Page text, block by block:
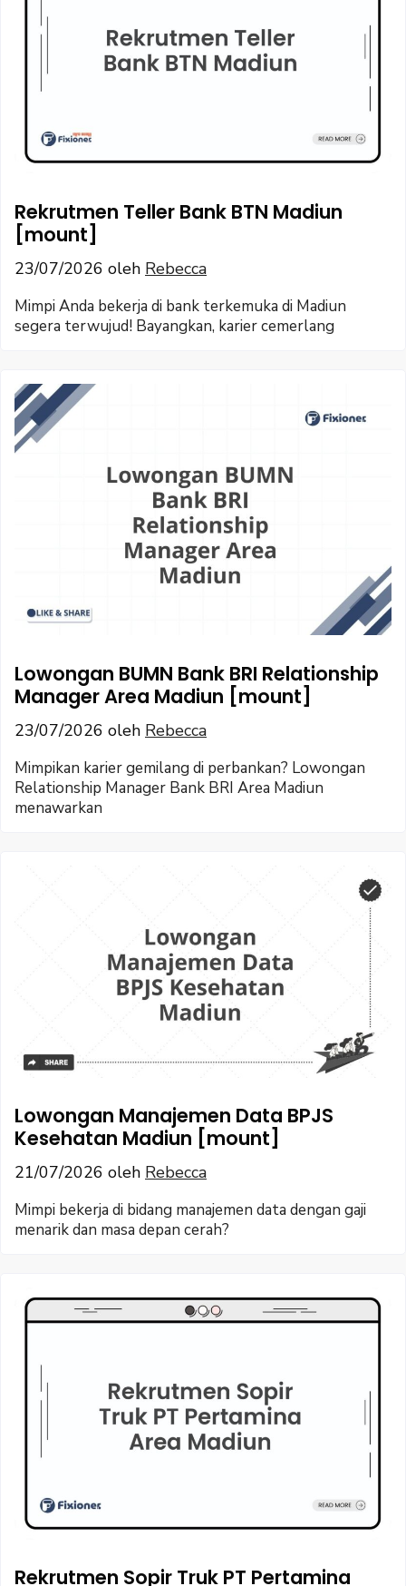
Rekrutmen Teller Bank BTN Madiun
[mount]
23/07/2026 oleh Rebecca
Mimpi Anda bekerja di bank terkemuka di Madiun
segera terwujud! Bayangkan, karier cemerlang
Lowongan BUMN Bank BRI Relationship
Manager Area Madiun [mount]
23/07/2026 oleh Rebecca
Mimpikan karier gemilang di perbankan? Lowongan
Relationship Manager Bank BRI Area Madiun
menawarkan
Lowongan Manajemen Data BPJS
Kesehatan Madiun [mount]
21/07/2026 oleh Rebecca
Mimpi bekerja di bidang manajemen data dengan gaji
menarik dan masa depan cerah?
Rekrutmen Sopir Truk PT Pertamina